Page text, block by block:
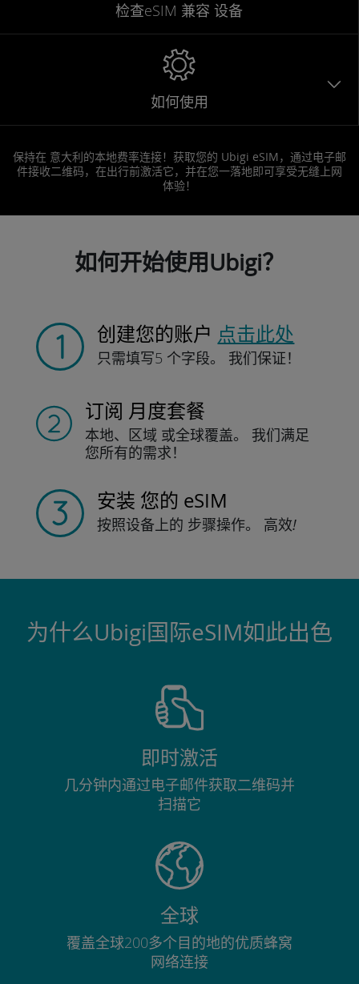
检查eSIM 兼容 设备
如何使用
保持在 意大利的本地费率连接！获取您的 Ubigi eSIM，通过电子邮
件接收二维码，在出行前激活它，并在您一落地即可享受无缝上网
体验！
如何开始使用Ubigi？
创建您的账户 点击此处
只需填写5 个字段。 我们保证！
订阅 月度套餐
本地、区域 或全球覆盖。
我们满足
您所有的需求！
安装 您的 eSIM
按照设备上的 步骤操作。 高效!
为什么Ubigi国际eSIM如此出色
即时激活
几分钟内通过电子邮件获取二维码并
扫描它
全球
覆盖全球200多个目的地的优质蜂窝
网络连接